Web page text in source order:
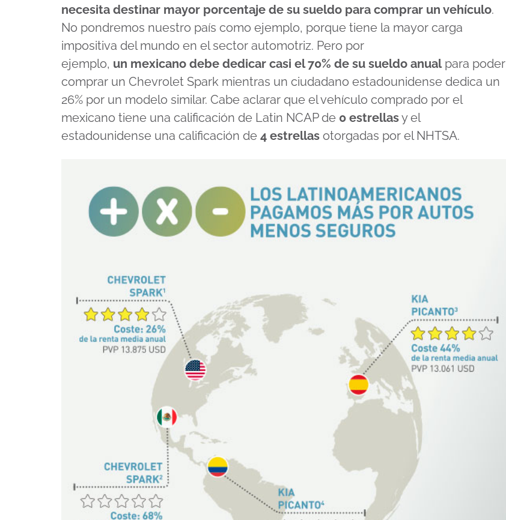
necesita destinar mayor porcentaje de su sueldo para comprar un vehículo.
No pondremos nuestro país como ejemplo, porque tiene la mayor carga
impositiva del mundo en el sector automotriz. Pero por
ejemplo, un mexicano debe dedicar casi el 70% de su sueldo anualpara poder
comprar un Chevrolet Spark mientras un ciudadano estadounidense dedica un
26% por un modelo similar. Cabe aclarar que el vehículo comprado por el
mexicano tiene una calificación de Latin NCAP de 0 estrellasy el
estadounidense una calificación de 4 estrellas otorgadas por el NHTSA.